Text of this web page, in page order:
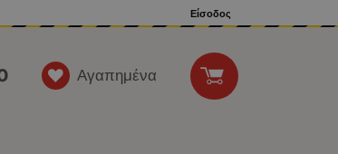
Είσοδος
Αγαπημένα